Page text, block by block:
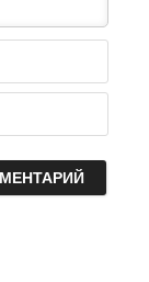
я